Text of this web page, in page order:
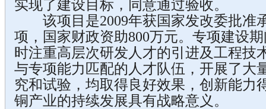
实现了建设目标，同意通过验收。
该项目是2009年获国家发改委批准
项，国家财政资助800万元。专项建设
时注重高层次研发人才的引进及工程技
与专项能力匹配的人才队伍，开展了大
究和试验，均取得良好效果，创新能力
铜产业的持续发展具有战略意义。